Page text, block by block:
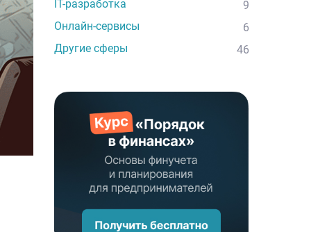
IT-разработка
9
Онлайн-сервисы
6
Другие сферы
46